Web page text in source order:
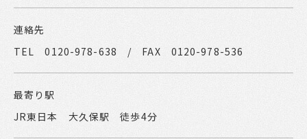
連絡先
TEL 0120-978-638 / FAX 0120-978-536
最寄り駅
JR東日本 大久保駅 徒歩4分